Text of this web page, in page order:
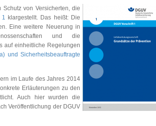
von Versicherten, die
1 klargestellt. Das heißt: Die
Eine weitere Neuerung in
und die
auf einheitliche Regelungen
und Sicherheitsbeauftragte
im Laufe des Jahres 2014
Erläuterungen zu den
Auch hier wurden die
Veröffentlichung der DGUV